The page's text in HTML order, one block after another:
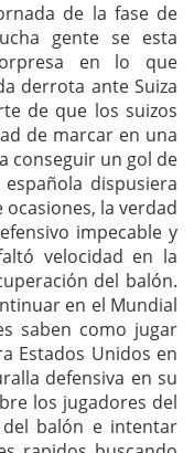
de la fase de
gente se esta
en lo que
derrota ante Suiza
de que los suizos
de marcar en una
conseguir un gol de
dispusiera
la verdad
impecable y
velocidad en la
del balón.
en el Mundial
saben como jugar
Estados Unidos en
defensiva en su
los jugadores del
balón e intentar